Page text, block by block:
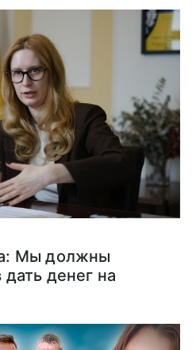
Мы должны
денег на